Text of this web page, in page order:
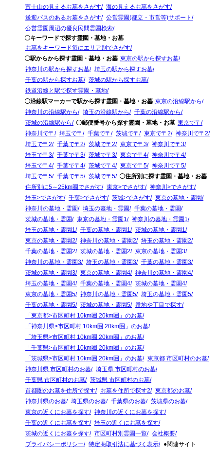
富士山の見えるお墓をさがす
海の見えるお墓をさがす
送迎バスのあるお墓をさがす
公営霊園(都立・市営等)サポート
公営霊園周辺の優良民間霊園検索
〇キーワードで探す霊園・墓地・お墓
お墓をキーワード毎にエリア別でさがす
〇駅からから探す霊園・墓地・お墓 東京の駅から探すお墓
神奈川の駅から探すお墓
埼玉の駅から探すお墓
千葉の駅から探すお墓
茨城の駅から探すお墓
鉄道沿線と駅で探す霊園・墓地
〇沿線駅マーカーで駅から探す霊園・墓地・お墓 東京の沿線駅から
神奈川の沿線駅から
埼玉の沿線駅から
千葉の沿線駅から
茨城の沿線駅から
〇郵便番号から探す霊園・墓地・お墓 東京で〒
神奈川で〒
埼玉で〒 千葉で〒 茨城で〒 東京で〒2
神奈川で〒2
埼玉で〒2
千葉で〒2 茨城で〒2 東京で〒3
神奈川で〒3
埼玉で〒3
千葉で〒3 茨城で〒3 東京で〒4
神奈川で〒4
埼玉で〒4
千葉で〒4 茨城で〒4 東京で〒5
神奈川で〒5
埼玉で〒5
千葉で〒5 茨城で〒5
〇住所別に探す霊園・墓地・お墓
住所別に5～25km圏でさがす
東京>でさがす
神奈川>でさがす
埼玉>でさがす
千葉>でさがす 茨城>でさがす
東京の墓地・霊園
神奈川の墓地・霊園
埼玉の墓地・霊園
千葉の墓地・霊園
茨城の墓地・霊園
東京の墓地・霊園1
神奈川の墓地・霊園1
埼玉の墓地・霊園1
千葉の墓地・霊園1
茨城の墓地・霊園1
東京の墓地・霊園2
神奈川の墓地・霊園2
埼玉の墓地・霊園2
千葉の墓地・霊園2
茨城の墓地・霊園2
東京の墓地・霊園3
神奈川の墓地・霊園3
埼玉の墓地・霊園3
千葉の墓地・霊園3
茨城の墓地・霊園3
東京の墓地・霊園4
神奈川の墓地・霊園4
埼玉の墓地・霊園4
千葉の墓地・霊園4
茨城の墓地・霊園4
東京の墓地・霊園5
神奈川の墓地・霊園5
埼玉の墓地・霊園5
千葉の墓地・霊園5
茨城の墓地・霊園5
番地や丁目で探す
「東京都>市区町村 10km圏 20km圏」のお墓
「神奈川県>市区町村 10km圏 20km圏」のお墓
「埼玉県>市区町村 10km圏 20km圏」のお墓
「千葉県>市区町村 10km圏 20km圏」のお墓
「茨城県>市区町村 10km圏 20km圏」のお墓
東京都 市区町村のお墓
神奈川県 市区町村のお墓
埼玉県 市区町村のお墓
千葉県 市区町村のお墓
茨城県 市区町村のお墓
首都圏のお墓を住所で探す
お墓を住所で探す2
東京都のお墓
神奈川県のお墓
埼玉県のお墓 千葉県のお墓
茨城県のお墓
東京の近くにお墓を探す
神奈川の近くにお墓を探す
千葉の近くにお墓を探す
埼玉の近くにお墓を探す
茨城の近くにお墓を探す
市区町村別霊園一覧
会社概要
プライバシーポリシー
特定商取引法に基づく表示 ●関連サイト